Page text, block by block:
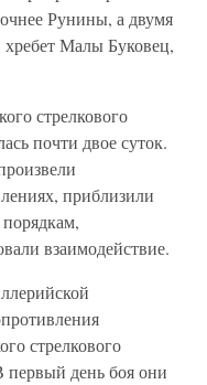
Рунины, а двумя
хребет Малы Буковец,
стрелкового
почти двое суток.
приблизили
взаимодействие.
стрелкового
первый день боя они